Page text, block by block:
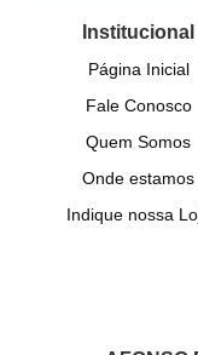
Institucional
Página Inicial
Fale Conosco
Quem Somos
Onde estamos
Indique nossa